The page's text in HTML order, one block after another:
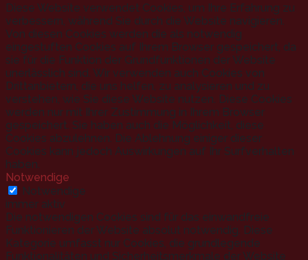
Diese Website verwendet Cookies, um Ihre Erfahrung zu
verbessern, während Sie durch die Website navigieren.
Von diesen Cookies werden die als notwendig
eingestuften Cookies auf Ihrem Browser gespeichert, da
sie für die Funktion der Grundfunktionen der Website
unerlässlich sind. Wir verwenden auch Cookies von
Drittanbietern, die uns helfen, zu analysieren und zu
verstehen, wie Sie diese Website nutzen. Diese Cookies
werden nur mit Ihrer Zustimmung in Ihrem Browser
gespeichert. Sie haben auch die Möglichkeit, diese
Cookies abzulehnen. Die Ablehnung einiger dieser
Cookies kann jedoch Auswirkungen auf Ihr Surfverhalten
haben.
Notwendige
Notwendige
immer aktiv
Die notwendigen Cookies sind für das einwandfreie
Funktionieren der Website absolut notwendig. Diese
Kategorie umfasst nur Cookies, die grundlegende
Funktionalitäten und Sicherheitsmerkmale der Website